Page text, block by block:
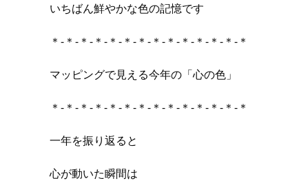
いちばん鮮やかな色の記憶です
＊-＊-＊-＊-＊-＊-＊-＊-＊-＊-＊-＊-＊-＊
マッピングで見える今年の「心の色」
＊-＊-＊-＊-＊-＊-＊-＊-＊-＊-＊-＊-＊-＊
一年を振り返ると
心が動いた瞬間は